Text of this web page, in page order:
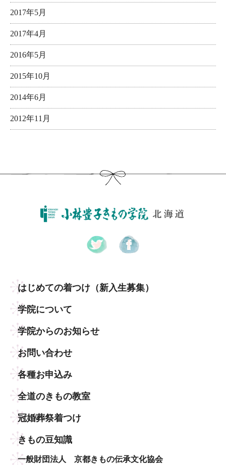
2017年5月
2017年4月
2016年5月
2015年10月
2014年6月
2012年11月
はじめての着つけ （新入生募集）
学院について
学院からのお知らせ
お問い合わせ
各種お申込み
全道のきもの教室
冠婚葬祭着つけ
きもの豆知識
一般財団法人 京都きもの伝承文化協会